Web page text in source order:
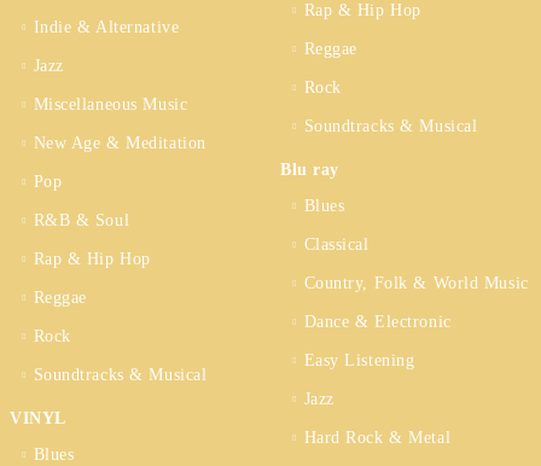
Indie & Alternative
Jazz
Miscellaneous Music
New Age & Meditation
Pop
R&B & Soul
Rap & Hip Hop
Reggae
Rock
Soundtracks & Musical
VINYL
Blues
Rap & Hip Hop
Reggae
Rock
Soundtracks & Musical
Blu ray
Blues
Classical
Country, Folk & World Music
Dance & Electronic
Easy Listening
Jazz
Hard Rock & Metal